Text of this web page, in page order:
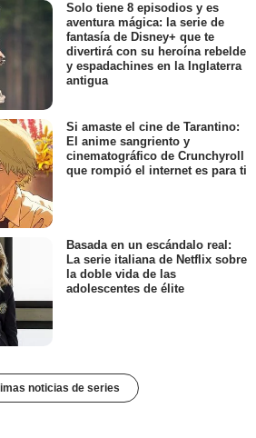
Solo tiene 8 episodios y es
aventura mágica: la serie de
fantasía de Disney+ que te
divertirá con su heroína rebelde
y espadachines en la Inglaterra
antigua
Si amaste el cine de Tarantino:
El anime sangriento y
cinematográfico de Crunchyroll
que rompió el internet es para ti
Basada en un escándalo real:
La serie italiana de Netflix sobre
la doble vida de las
adolescentes de élite
noticias de series